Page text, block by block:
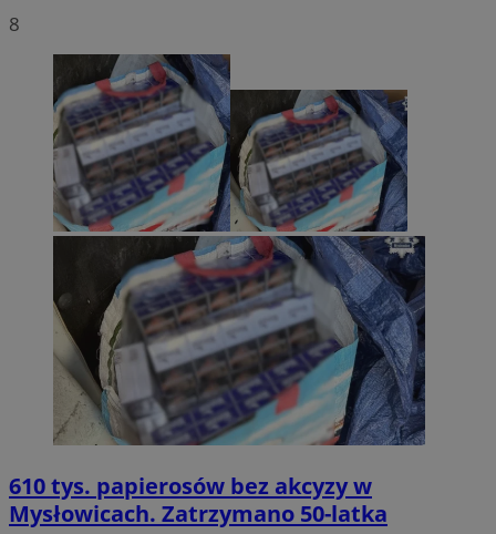
8
610 tys. papierosów bez akcyzy w
Mysłowicach. Zatrzymano 50-latka